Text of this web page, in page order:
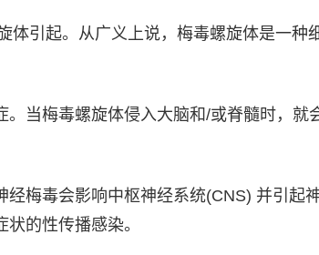
体引起。从广义上说，梅毒螺旋体是一种
当梅毒螺旋体侵入大脑和/或脊髓时，就
梅毒会影响中枢神经系统(CNS) 并引起
的性传播感染。